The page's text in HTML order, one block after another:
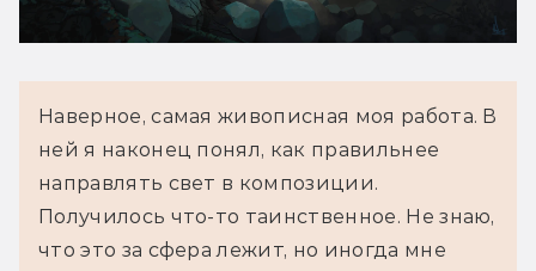
Наверное, самая живописная моя работа. В
ней я наконец понял, как правильнее
направлять свет в композиции.
Получилось что-то таинственное. Не знаю,
что это за сфера лежит, но иногда мне